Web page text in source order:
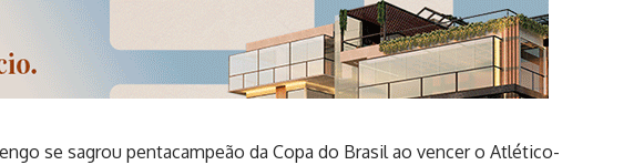
se sagrou pentacampeão da Copa do Brasil ao vencer o Atlético-